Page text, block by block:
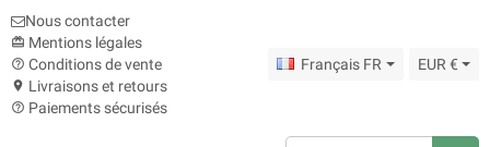
Nous contacter
card_giftcard Mentions légales
help_outline Conditions de vente
location_on Livraisons et retours
help_outline Paiements sécurisés
Français FR EUR €